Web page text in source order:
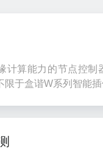
计算能力的节点控制
限于盒谐W系列智能